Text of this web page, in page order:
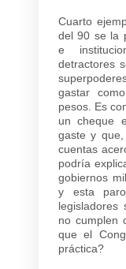
Cuarto
del 90 se la
e
detractores
gastar
pesos. Es
un cheque
gaste y
cuentas
podría
gobiernos
y esta
legisladores
no cumplen
que el
práctica?